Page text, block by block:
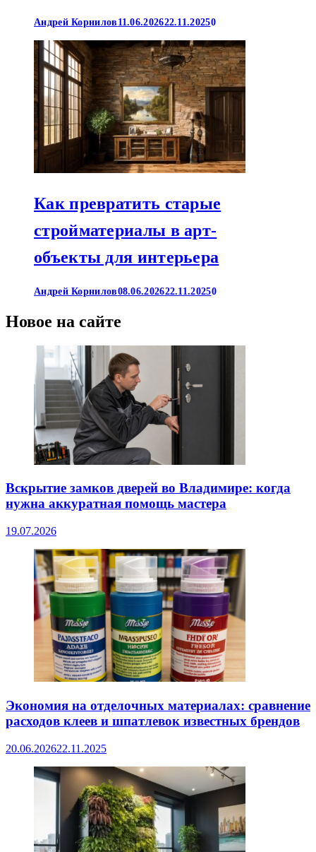
Андрей Корнилов 11.06.202622.11.20250
Как превратить старые
стройматериалы в арт-
объекты для интерьера
Андрей Корнилов08.06.202622.11.20250
Новое на сайте
Вскрытие замков дверей во Владимире: когда
нужна аккуратная помощь мастера
19.07.2026
Экономия на отделочных материалах: сравнение
расходов клеев и шпатлевок известных брендов
20.06.202622.11.2025